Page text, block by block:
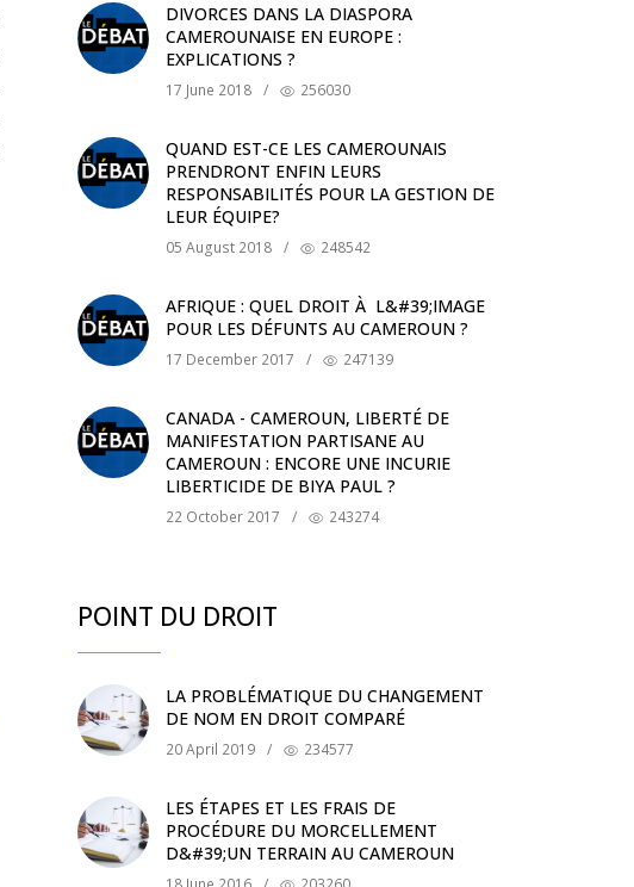
DIVORCES DANS LA DIASPORA
CAMEROUNAISE EN EUROPE :
EXPLICATIONS ?
17 June 2018 / 256030
QUAND EST-CE LES CAMEROUNAIS
PRENDRONT ENFIN LEURS
RESPONSABILITÉS POUR LA GESTION DE
LEUR ÉQUIPE?
05 August 2018 / 248542
AFRIQUE : QUEL DROIT À L&#39;IMAGE
POUR LES DÉFUNTS AU CAMEROUN ?
17 December 2017 / 247139
CANADA - CAMEROUN, LIBERTÉ DE
MANIFESTATION PARTISANE AU
CAMEROUN : ENCORE UNE INCURIE
LIBERTICIDE DE BIYA PAUL ?
22 October 2017 / 243274
POINT DU DROIT
LA PROBLÉMATIQUE DU CHANGEMENT
DE NOM EN DROIT COMPARÉ
20 April 2019 / 234577
LES ÉTAPES ET LES FRAIS DE
PROCÉDURE DU MORCELLEMENT
D&#39;UN TERRAIN AU CAMEROUN